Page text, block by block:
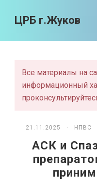
ЦРБ г.Жуков
Все материалы на
информационный
21.11.2025 · НПВС
АСК и